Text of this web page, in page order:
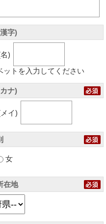
字)
)
トを入力してください
ナ)
イ)
女
在地